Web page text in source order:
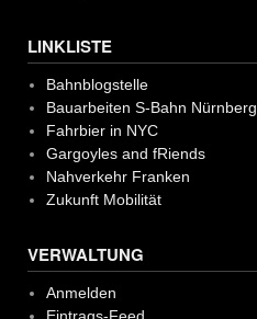
LINKLISTE
Bahnblogstelle
Bauarbeiten S-Bahn Nürnberg
Fahrbier in NYC
Gargoyles and fRiends
Nahverkehr Franken
Zukunft Mobilität
VERWALTUNG
Anmelden